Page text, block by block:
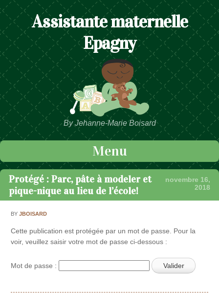
Assistante maternelle
Epagny
By Jehanne-Marie Boisard
Menu
Passer au contenu
Protégé : Parc, pâte à modeler et
pique-nique au lieu de l’école!
novembre 16,
2018
BYJBOISARD
Cette publication est protégée par un mot de passe. Pour la
voir, veuillez saisir votre mot de passe ci-dessous :
Mot de passe :